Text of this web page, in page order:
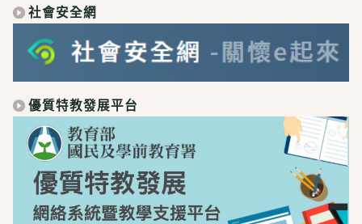
社會安全網
優質特教發展平台